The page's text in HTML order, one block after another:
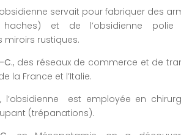
servait pour fabriquer des
haches) et de l’obsidienne polie
rustiques.
C., des réseaux de commerce et de
la France et l’Italie.
, l’obsidienne est employée en
(trépanations).